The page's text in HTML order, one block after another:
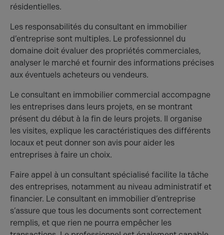
résidentielles.
Les responsabilités du consultant en immobilier
d’entreprise sont multiples. Le professionnel du
domaine doit évaluer des propriétés commerciales,
analyser le marché et fournir des informations précises
aux éventuels acheteurs ou vendeurs.
Le consultant en immobilier commercial accompagne
les entreprises dans leurs projets, en se montrant
présent du début à la fin de leurs projets. Il organise
les visites, explique les caractéristiques des différents
locaux et peut donner son avis pour aider les
entreprises à faire un choix.
Faire appel à un consultant spécialisé facilite la tâche
des entreprises, notamment au niveau administratif et
financier. Le consultant en immobilier d’entreprise
s’assure que tous les documents sont correctement
remplis, et que rien ne pourra empêcher les